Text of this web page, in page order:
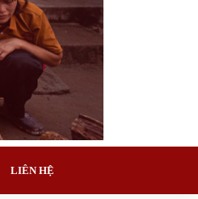
LIÊN HỆ